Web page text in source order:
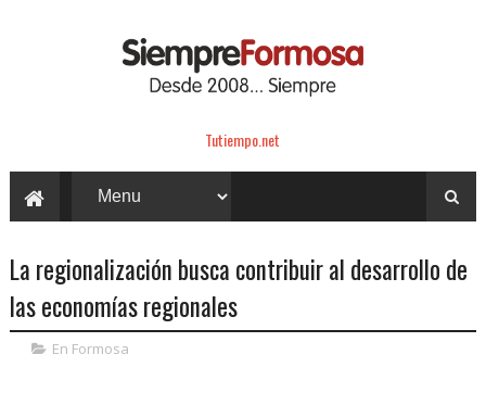
Tutiempo.net
La regionalización busca contribuir al desarrollo de
las economías regionales
En Formosa